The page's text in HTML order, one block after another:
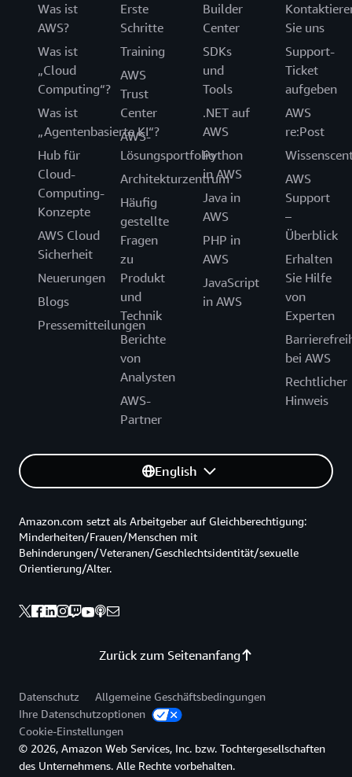
Was ist
AWS?
Was ist
„Cloud
Computing“?
Was ist
„Agentenbasierte KI“?
Hub für
Cloud-
Computing-
Konzepte
AWS Cloud
Sicherheit
Neuerungen
Blogs
Pressemitteilungen
Erste
Schritte
Training
AWS
Trust
Center
AWS-
Lösungsportfolio
Architekturzentrum
Häufig
gestellte
Fragen
zu
Produkt
und
Technik
Berichte
von
Analysten
AWS-
Partner
Builder
Center
SDKs
und
Tools
.NET auf
AWS
Python
in AWS
Java in
AWS
PHP in
AWS
JavaScript
in AWS
Sie uns
Support-
Ticket
aufgeben
AWS
re:Post
AWS
Support
–
Überblick
Erhalten
Sie Hilfe
von
Experten
bei AWS
Rechtlicher
Hinweis
English
Zurück zum Seitenanfang
Amazon.com setzt als Arbeitgeber auf Gleichberechtigung:
Minderheiten/Frauen/Menschen mit
Behinderungen/Veteranen/Geschlechtsidentität/sexuelle
Orientierung/Alter.
Datenschutz
Allgemeine Geschäftsbedingungen
Ihre Datenschutzoptionen
Cookie-Einstellungen
© 2026, Amazon Web Services, Inc. bzw. Tochtergesellschaften
des Unternehmens. Alle Rechte vorbehalten.